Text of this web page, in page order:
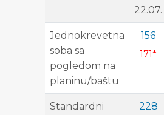
22.07.
Jednokrevetna
soba sa
pogledom na
planinu/baštu
156
171*
Standardni
228